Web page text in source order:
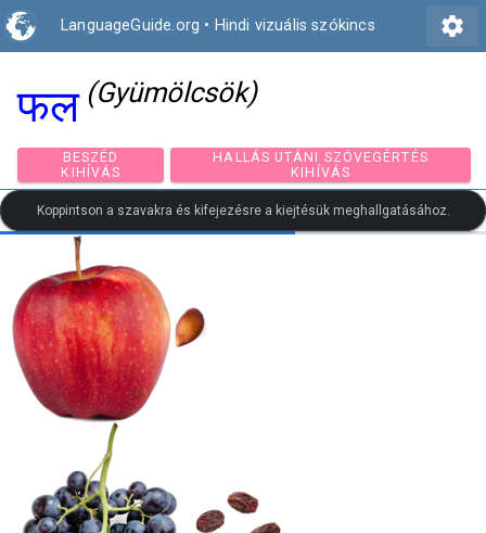
LanguageGuide.org • Hindi vizuális szókincs settings
फल (Gyümölcsök)
BESZÉD
KIHÍVÁS
HALLÁS UTÁNI SZÖVEGÉRTÉS
KIHÍVÁS
Koppintson a szavakra és kifejezésre a kiejtésük meghallgatásához.